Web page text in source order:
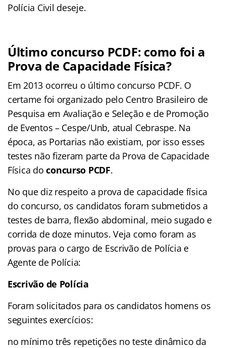
Polícia Civil deseje.
Último concurso PCDF: como foi a
Prova de Capacidade Física?
Em 2013 ocorreu o último concurso PCDF. O
certame foi organizado pelo Centro Brasileiro de
Pesquisa em Avaliação e Seleção e de Promoção
de Eventos – Cespe/Unb, atual Cebraspe. Na
época, as Portarias não existiam, por isso esses
testes não fizeram parte da Prova de Capacidade
Física doconcurso PCDF.
No que diz respeito a prova de capacidade física
do concurso, os candidatos foram submetidos a
testes de barra, flexão abdominal, meio sugado e
corrida de doze minutos. Veja como foram as
provas para o cargo de Escrivão de Polícia e
Agente de Polícia:
Escrivão de Polícia
Foram solicitados para os candidatos homens os
seguintes exercícios:
no mínimo três repetições no teste dinâmico da